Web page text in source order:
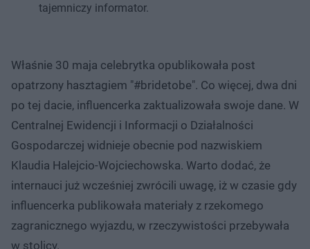
tajemniczy informator.
Właśnie 30 maja celebrytka opublikowała post
opatrzony hasztagiem "#bridetobe". Co więcej, dwa dni
po tej dacie, influencerka zaktualizowała swoje dane. W
Centralnej Ewidencji i Informacji o Działalności
Gospodarczej widnieje obecnie pod nazwiskiem
Klaudia Halejcio-Wojciechowska. Warto dodać, że
internauci już wcześniej zwrócili uwagę, iż w czasie gdy
influencerka publikowała materiały z rzekomego
zagranicznego wyjazdu, w rzeczywistości przebywała
w stolicy.